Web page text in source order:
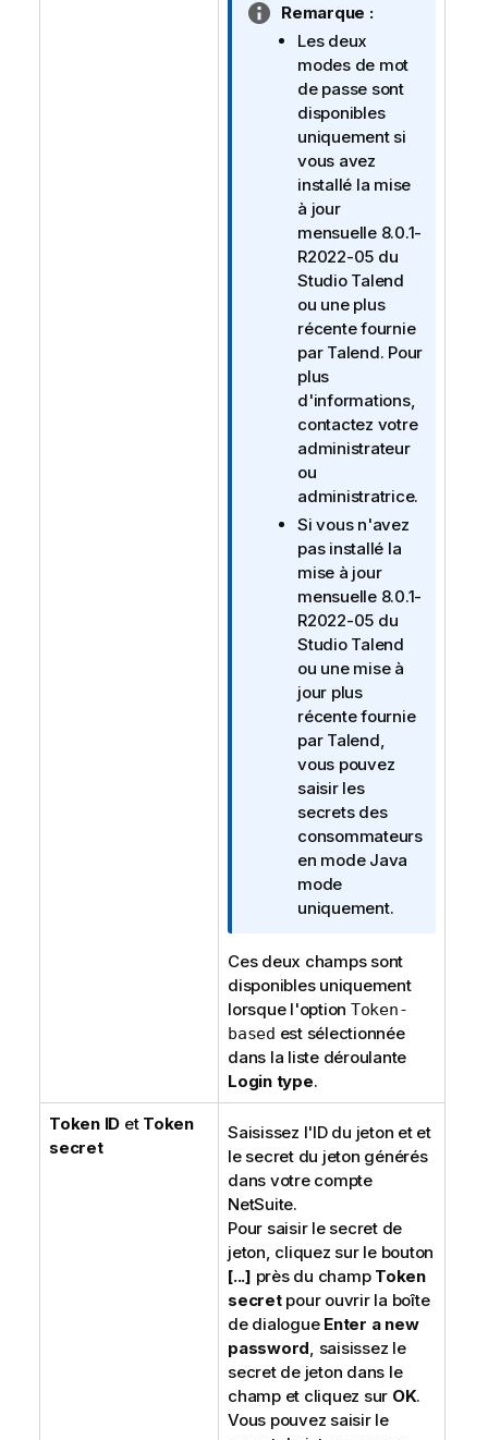
N
o
Remarque :
Les deux
modes de mot
de passe sont
disponibles
uniquement si
vous avez
installé la mise
à jour
mensuelle 8.0.1-
R2022-05 du
Studio Talend
ou une plus
récente fournie
par Talend. Pour
plus
d'informations,
contactez votre
administrateur
ou
administratrice.
Si vous n'avez
pas installé la
mise à jour
mensuelle 8.0.1-
R2022-05 du
Studio Talend
ou une mise à
jour plus
récente fournie
par Talend,
vous pouvez
saisir les
secrets des
consommateurs
en mode Java
mode
uniquement.
Ces deux champs sont
disponibles uniquement
lorsque l'option Token-
based est sélectionnée
dans la liste déroulante
Login type.
Token ID et Token
secret
Saisissez l'ID du jeton et et
le secret du jeton générés
dans votre compte
NetSuite.
Pour saisir le secret de
jeton, cliquez sur le bouton
[...] près du champ Token
secretpour ouvrir la boîte
de dialogue Enter a new
password, saisissez le
secret de jeton dans le
champ et cliquez sur OK.
Vous pouvez saisir le